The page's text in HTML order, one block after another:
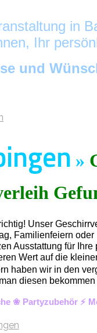
in
Ihr
und
»
Unser
Familienfeiern
Ausstattung für
Wert auf die
haben wir in den
diesen
❀ Partyzubehör ⚡